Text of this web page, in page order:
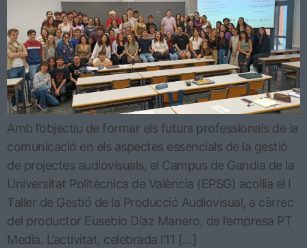
Amb l’objectiu de formar els futurs professionals de la
comunicació en els aspectes essencials de la gestió
de projectes audiovisuals, el Campus de Gandia de la
Universitat Politècnica de València (EPSG) acollia el I
Taller de Gestió de la Producció Audiovisual, a càrrec
del productor Eusebio Díaz Manero, de l’empresa PT
Media. L’activitat, celebrada l’11 […]